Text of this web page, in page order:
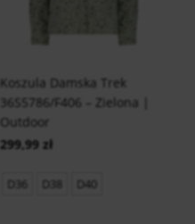
Koszula Damska Trek
36S5786/F406 – Zielona |
Outdoor
299,99 zł
D36 D38 D40